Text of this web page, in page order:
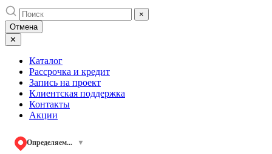
Skip
to
content
×
Отмена
✕
Каталог
Рассрочка и кредит
Запись на проект
Клиентская поддержка
Контакты
Акции
Определяем... ▼